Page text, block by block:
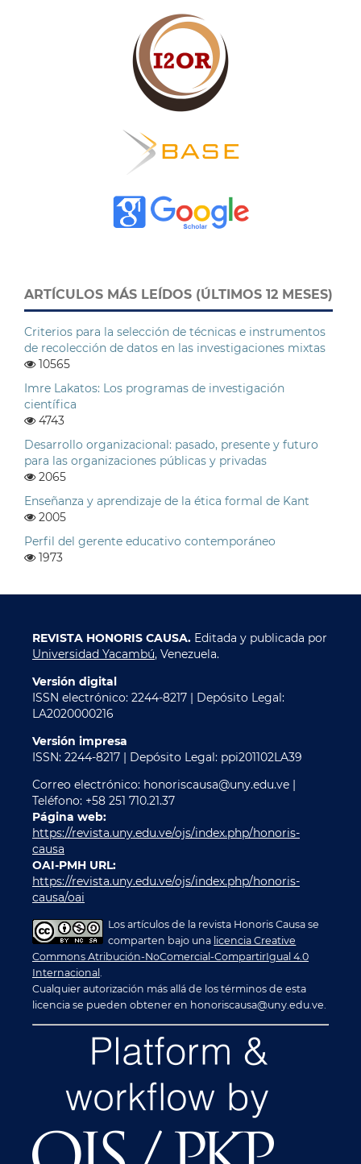
ARTÍCULOS MÁS LEÍDOS (ÚLTIMOS 12 MESES)
Criterios para la selección de técnicas e instrumentos
de recolección de datos en las investigaciones mixtas
10565
Imre Lakatos: Los programas de investigación
científica
4743
Desarrollo organizacional: pasado, presente y futuro
para las organizaciones públicas y privadas
2065
Enseñanza y aprendizaje de la ética formal de Kant
2005
Perfil del gerente educativo contemporáneo
1973
REVISTA HONORIS CAUSA. Editada y publicada por
Universidad Yacambú, Venezuela.
Versión digital
ISSN electrónico: 2244-8217 | Depósito Legal:
LA2020000216
Versión impresa
ISSN: 2244-8217 | Depósito Legal: ppi201102LA39
Correo electrónico: honoriscausa@uny.edu.ve |
Teléfono: +58 251 710.21.37
Página web:
https://revista.uny.edu.ve/ojs/index.php/honoris-
causa
OAI-PMH URL:
https://revista.uny.edu.ve/ojs/index.php/honoris-
causa/oai
Los artículos de la revista Honoris Causa se
comparten bajo una licencia Creative
Commons Atribución-NoComercial-CompartirIgual 4.0
Internacional .
Cualquier autorización más allá de los términos de esta
licencia se pueden obtener en honoriscausa@uny.edu.ve.